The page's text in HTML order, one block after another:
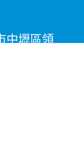
中壢區領